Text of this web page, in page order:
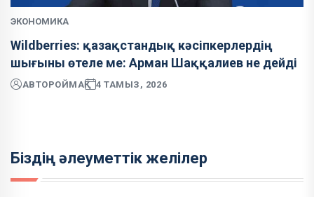
ЭКОНОМИКА
Wildberries: қазақстандық кәсіпкерлердің
шығыны өтеле ме: Арман Шаққалиев не дейді
АВТОРОЙМАҚ 4 ТАМЫЗ, 2026
Біздің әлеуметтік желілер